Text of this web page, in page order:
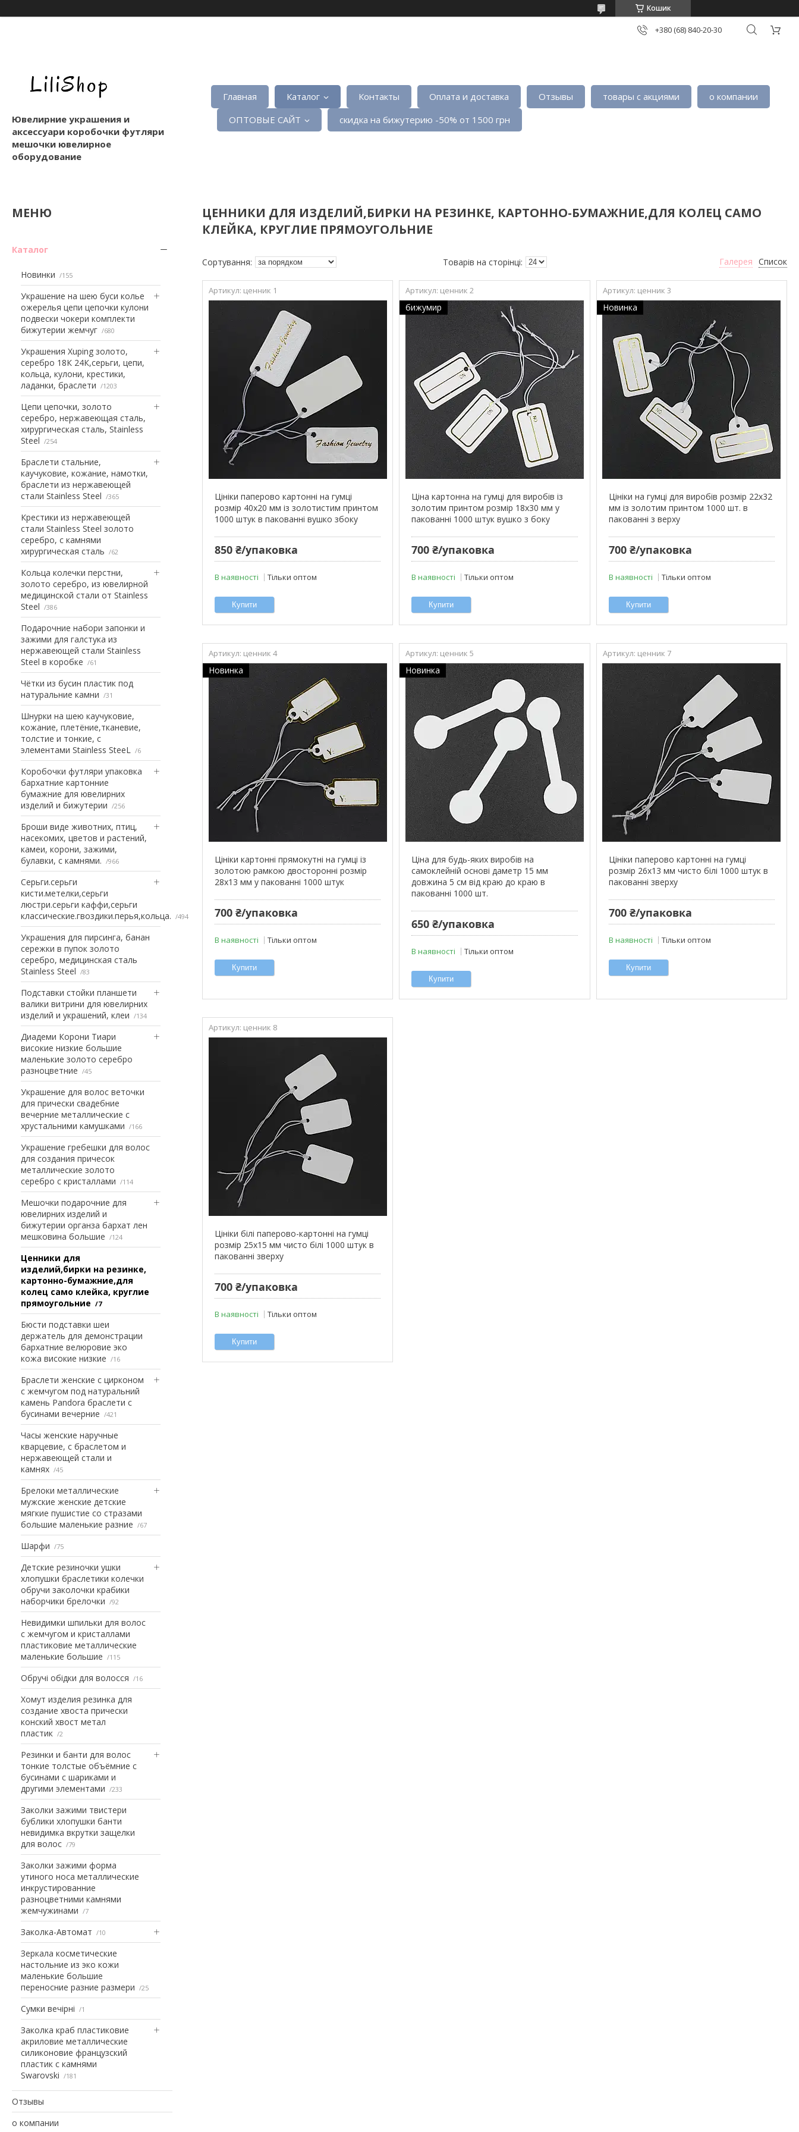
Кошик
+380 (68) 840-20-30
Ювелирние украшения и
аксессуари коробочки футляри
мешочки ювелирное
оборудование
Главная Каталог Контакты Оплата и доставка Отзывы товары с акциями
о компании
ОПТОВЫЕ САЙТ
скидка на бижутерию -50% от 1500 грн
Каталог
Новинки 155
Украшение на шею буси колье
ожерелья цепи цепочки кулони
подвески чокери комплекти
бижутерии жемчуг
680
Украшения Xuping золото,
серебро 18К 24К,серьги, цепи,
кольца, кулони, крестики,
ладанки, браслети
1203
Цепи цепочки, золото
серебро, нержавеющая сталь,
хирургическая сталь, Stainless
Steel
254
Браслети стальние,
каучуковие, кожание, намотки,
браслети из нержавеющей
стали Stainless Steel
365
Крестики из нержавеющей
стали Stainless Steel золото
серебро, с камнями
хирургическая сталь
62
Кольца колечки перстни,
золото серебро, из ювелирной
медицинской стали от Stainless
Steel
386
Подарочние набори запонки и
зажими для галстука из
нержавеющей стали Stainless
Steel в коробке
61
Чётки из бусин пластик под
натуральние камни
31
Шнурки на шею каучуковие,
кожание, плетёние,тканевие,
толстие и тонкие, с
элементами Stainless SteeL
6
Коробочки футляри упаковка
бархатние картонние
бумажние для ювелирних
изделий и бижутерии
256
Броши виде животних, птиц,
насекомих, цветов и растений,
камеи, корони, зажими,
булавки, с камнями.
966
Серьги.серьги
кисти.метелки,серьги
люстри.серьги каффи,серьги
классические.гвоздики.перья,кольца.
494
Украшения для пирсинга, банан
сережки в пупок золото
серебро, медицинская сталь
Stainless Steel
83
Подставки стойки планшети
валики витрини для ювелирних
изделий и украшений, клеи
134
Диадеми Корони Тиари
високие низкие большие
маленькие золото серебро
разноцветние
45
Украшение для волос веточки
для прически свадебние
вечерние металлические с
хрустальними камушками
166
Украшение гребешки для волос
для создания причесок
металлические золото
серебро с кристаллами
114
Мешочки подарочние для
ювелирних изделий и
бижутерии органза бархат лен
мешковина большие
124
Ценники для
изделий,бирки на резинке,
картонно-бумажние,для
колец само клейка, круглие
прямоугольние
7
Бюсти подставки шеи
держатель для демонстрации
бархатние велюровие эко
кожа високие низкие
16
Браслети женские с цирконом
с жемчугом под натуральний
камень Pandora браслети с
бусинами вечерние
421
Часы женские наручные
кварцевие, с браслетом и
нержавеющей стали и
камнях
45
Брелоки металлические
мужские женские детские
мягкие пушистие со стразами
большие маленькие разние
67
Шарфи 75
Детские резиночки ушки
хлопушки браслетики колечки
обручи заколочки крабики
наборчики брелочки
92
Невидимки шпильки для волос
с жемчугом и кристаллами
пластиковие металлические
маленькие большие
115
Обручі обідки для волосся 16
Хомут изделия резинка для
создание хвоста прически
конский хвост метал
пластик
2
Резинки и банти для волос
тонкие толстые объёмние с
бусинами с шариками и
другими элементами
233
Заколки зажими твистери
бублики хлопушки банти
невидимка вкрутки защелки
для волос
79
Заколки зажими форма
утиного носа металлические
инкрустированние
разноцветними камнями
жемчужинами
7
Заколка-Автомат 10
Зеркала косметические
настольние из эко кожи
маленькие большие
переносние разние размери
25
Сумки вечірні 1
Заколка краб пластиковие
акриловие металлические
силиконовие французский
пластик с камнями
Swarovski
181
Отзывы
о компании
ЦЕННИКИ ДЛЯ ИЗДЕЛИЙ,БИРКИ НА РЕЗИНКЕ, КАРТОННО-БУМАЖНИЕ,ДЛЯ КОЛЕЦ САМО
КЛЕЙКА, КРУГЛИЕ ПРЯМОУГОЛЬНИЕ
Галерея Список
ценник 1
Цініки паперово картонні на гумці
розмір 40х20 мм із золотистим принтом
1000 штук в пакованні вушко збоку
850 ₴/упаковка
В наявності Тільки оптом
Купити
ценник 2
бижумир
Ціна картонна на гумці для виробів із
золотим принтом розмір 18х30 мм у
пакованні 1000 штук вушко з боку
700 ₴/упаковка
В наявності Тільки оптом
Купити
ценник 3
Новинка
Цініки на гумці для виробів розмір 22х32
мм із золотим принтом 1000 шт. в
пакованні з верху
700 ₴/упаковка
В наявності Тільки оптом
Купити
ценник 4
Новинка
Цініки картонні прямокутні на гумці із
золотою рамкою двосторонні розмір
28х13 мм у пакованні 1000 штук
700 ₴/упаковка
В наявності Тільки оптом
Купити
ценник 5
Новинка
Ціна для будь-яких виробів на
самоклейній основі даметр 15 мм
довжина 5 см від краю до краю в
пакованні 1000 шт.
650 ₴/упаковка
В наявності Тільки оптом
Купити
ценник 7
Цініки паперово картонні на гумці
розмір 26х13 мм чисто білі 1000 штук в
пакованні зверху
700 ₴/упаковка
В наявності Тільки оптом
Купити
ценник 8
Цініки білі паперово-картонні на гумці
розмір 25х15 мм чисто білі 1000 штук в
пакованні зверху
700 ₴/упаковка
В наявності Тільки оптом
Купити